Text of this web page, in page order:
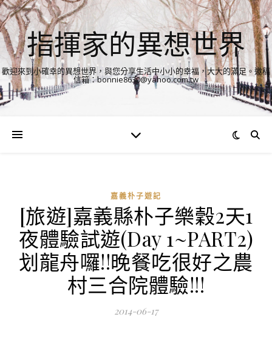
指揮家的異想世界
歡迎來到小確幸的異想世界，與您分享生活中小小的幸福，大大的滿足。邀稿
信箱：bonnie8630@yahoo.com.tw
嘉義朴子遊記
[旅遊]嘉義縣朴子樂穀2天1
夜體驗試遊(Day 1~PART2)
划龍舟囉!!晚餐吃很好之農
村三合院體驗!!!
2014-06-17